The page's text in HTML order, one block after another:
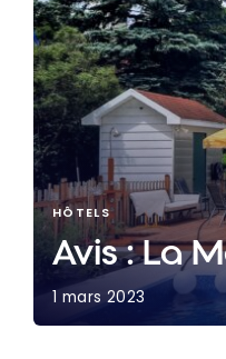
HÔTELS
Avis : La
1 mars 2023